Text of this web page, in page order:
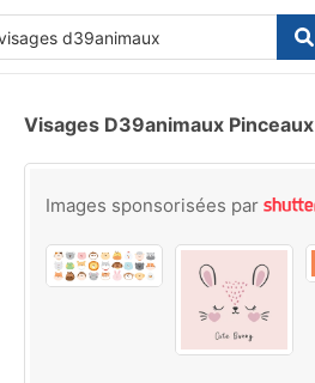
Visages D39animaux Pinceaux
Images sponsorisées par